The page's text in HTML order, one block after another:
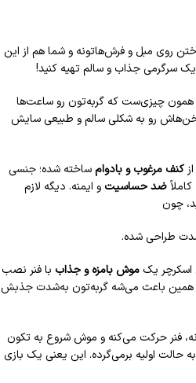
روی مبل و فرش‌هاتونه و شما هم از این
سرگرمی جذاب و سالم تهیه کنید!
همون چیزی‌ست که گربه‌تون رو ساعت‌ها
رو به شکلی سالم و طبیعی سایش
کنف مرغوب و بادوامساخته شده؛ جنسی
ضد حساسیت و ایمنه. دیگه لازم
چون
طراحی شده.
یک موش بامزه و جذاب با فنر نصب
همین باعث می‌شه گربه‌تون به‌شدت جذبش
فنر حرکت می‌کنه و موش شروع به تکون
حالت اولیه برمی‌گرده. این یعنی یک بازی